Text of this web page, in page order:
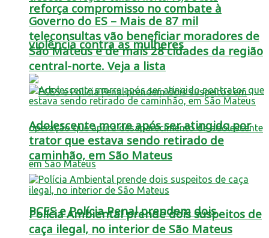
reforça compromisso no combate à
violência contra as mulheres
PCES e Polícia Penal prendem dois
Governo do ES – Mais de 87 mil
teleconsultas vão beneficiar moradores de
São Mateus e de mais 28 cidades da região
central-norte. Veja a lista
Adolescente morre após ser atingido por
trator que estava sendo retirado de
caminhão, em São Mateus
Polícia Ambiental prende dois suspeitos de
caça ilegal, no interior de São Mateus